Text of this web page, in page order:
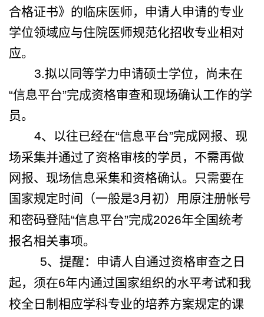
合格证书》的临床医师，申请人申请的专业
学位领域应与住院医师规范化招收专业相对
应。
3.拟以同等学力申请硕士学位，尚未在
“信息平台”完成资格审查和现场确认工作的学
员。
4、以往已经在“信息平台”完成网报、现
场采集并通过了资格审核的学员，不需再做
网报、现场信息采集和资格确认。只需要在
国家规定时间（一般是3月初）用原注册帐号
和密码登陆“信息平台”完成2026年全国统考
报名相关事项。
5、提醒：申请人自通过资格审查之日
起，须在6年内通过国家组织的水平考试和我
校全日制相应学科专业的培养方案规定的课